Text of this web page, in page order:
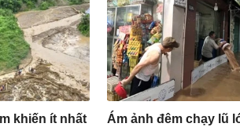
khiến ít nhất
Ám ảnh đêm chạy lũ